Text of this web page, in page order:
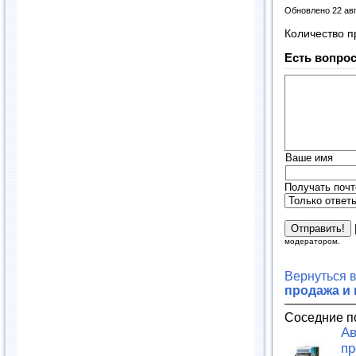
Обновлено 22
Количество
Есть
Ваше имя
Получать
модератором.
Вернуться
продажа и
Соседние